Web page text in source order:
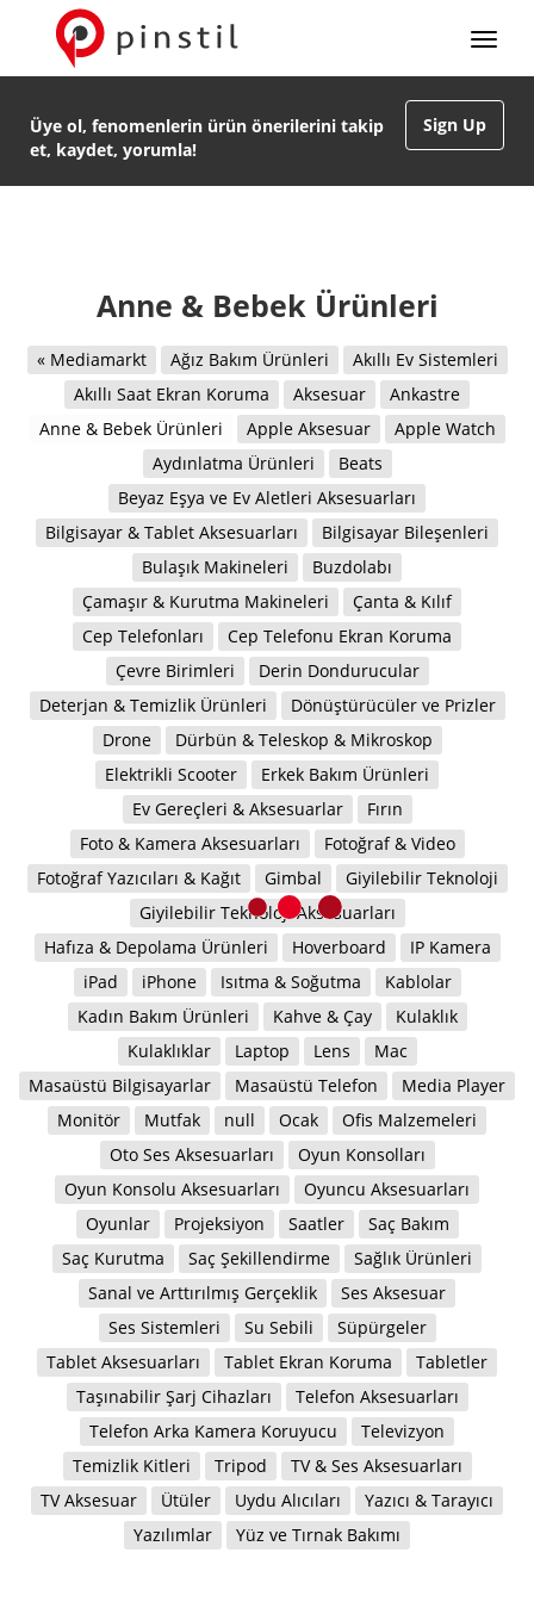
Sign Up
Üye ol, fenomenlerin ürün önerilerini takip
et, kaydet, yorumla!
Anne & Bebek Ürünleri
« Mediamarkt Ağız Bakım Ürünleri
Akıllı Ev Sistemleri
Akıllı Saat Ekran Koruma
Aksesuar
Ankastre
Anne & Bebek Ürünleri
Apple Aksesuar
Apple Watch
Aydınlatma Ürünleri
Beats
Beyaz Eşya ve Ev Aletleri Aksesuarları
Bilgisayar & Tablet Aksesuarları
Bilgisayar Bileşenleri
Bulaşık Makineleri
Buzdolabı
Çamaşır & Kurutma Makineleri
Çanta & Kılıf
Cep Telefonları
Cep Telefonu Ekran Koruma
Çevre Birimleri
Derin Dondurucular
Deterjan & Temizlik Ürünleri
Dönüştürücüler ve Prizler
Drone
Dürbün & Teleskop & Mikroskop
Elektrikli Scooter
Erkek Bakım Ürünleri
Ev Gereçleri & Aksesuarlar
Fırın
Foto & Kamera Aksesuarları
Fotoğraf & Video
Fotoğraf Yazıcıları & Kağıt
Gimbal
Giyilebilir Teknoloji
Giyilebilir Teknoloji Aksesuarları
Hafıza & Depolama Ürünleri
Hoverboard
IP Kamera
iPad
iPhone Isıtma & Soğutma
Kablolar
Kadın Bakım Ürünleri
Kahve & Çay
Kulaklık
Kulaklıklar
Laptop Lens
Mac
Masaüstü Bilgisayarlar
Masaüstü Telefon
Media Player
Monitör
Mutfak null Ocak
Ofis Malzemeleri
Oto Ses Aksesuarları
Oyun Konsolları
Oyun Konsolu Aksesuarları
Oyuncu Aksesuarları
Oyunlar
Projeksiyon Saatler
Saç Bakım
Saç Kurutma
Saç Şekillendirme
Sağlık Ürünleri
Sanal ve Arttırılmış Gerçeklik
Ses Aksesuar
Ses Sistemleri
Su Sebili
Süpürgeler
Tablet Aksesuarları
Tablet Ekran Koruma
Tabletler
Taşınabilir Şarj Cihazları
Telefon Aksesuarları
Telefon Arka Kamera Koruyucu
Televizyon
Temizlik Kitleri
Tripod
TV & Ses Aksesuarları
TV Aksesuar
Ütüler Uydu Alıcıları
Yazıcı & Tarayıcı
Yazılımlar
Yüz ve Tırnak Bakımı